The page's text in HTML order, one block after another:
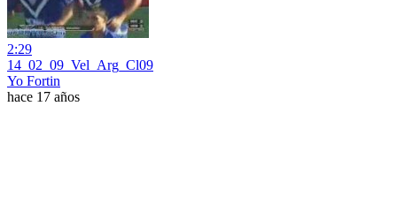
2:29
14_02_09_Vel_Arg_Cl09
Yo Fortin
hace 17 años